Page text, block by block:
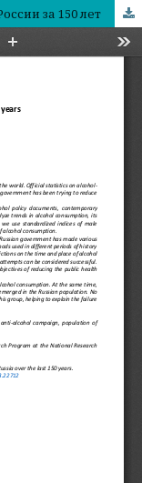
за 150 лет